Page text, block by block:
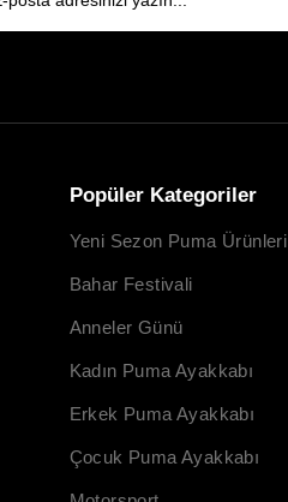
Popüler Kategoriler
Yeni Sezon Puma Ürünleri
Bahar Festivali
Anneler Günü
Kadın Puma Ayakkabı
Erkek Puma Ayakkabı
Çocuk Puma Ayakkabı